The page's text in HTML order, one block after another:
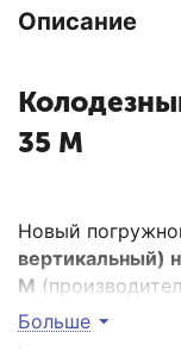
Описание
35 M
Новый
вертикальный)
M
корпусом из
нержавеющей
Больше